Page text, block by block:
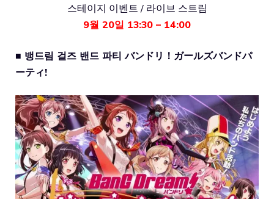
스테이지 이벤트 / 라이브 스트림
9월 20일 13:30 – 14:00
■ 뱅드림 걸즈 밴드 파티 バンドリ！ガールズバンドパ
ーティ!